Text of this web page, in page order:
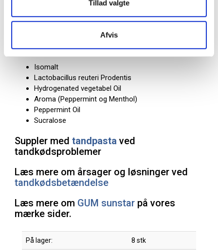
Tillad valgte
Afvis
Tabletterne kan også være relevante efter professionel
tandrensning, rodbehandling eller kirurgisk indgreb i
Ingredienser:
Isomalt
Lactobacillus reuteri Prodentis
Hydrogenated vegetabel Oil
Aroma (Peppermint og Menthol)
Peppermint Oil
Sucralose
Suppler med tandpasta ved
tandkødsproblemer
Læs mere om årsager og løsninger ved
tandkødsbetændelse
Læs mere om GUM sunstar på vores
mærke sider.
På lager: 8 stk